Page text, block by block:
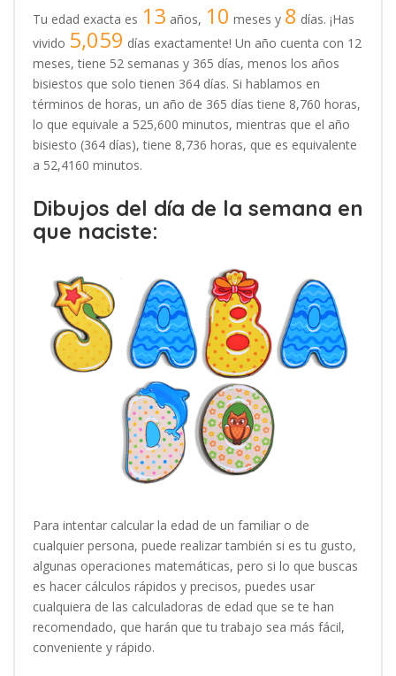
Tu edad exacta es 13 años, 10 meses y 8 días. ¡Has
vivido 5,059 días exactamente! Un año cuenta con 12
meses, tiene 52 semanas y 365 días, menos los años
bisiestos que solo tienen 364 días. Si hablamos en
términos de horas, un año de 365 días tiene 8,760 horas,
lo que equivale a 525,600 minutos, mientras que el año
bisiesto (364 días), tiene 8,736 horas, que es equivalente
a 52,4160 minutos.
Dibujos del día de la semana en
que naciste:
Para intentar calcular la edad de un familiar o de
cualquier persona, puede realizar también si es tu gusto,
algunas operaciones matemáticas, pero si lo que buscas
es hacer cálculos rápidos y precisos, puedes usar
cualquiera de las calculadoras de edad que se te han
recomendado, que harán que tu trabajo sea más fácil,
conveniente y rápido.